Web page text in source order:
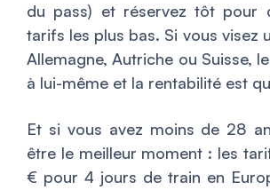
du pass) et réservez tôt pour
tarifs les plus bas. Si vous visez
Allemagne, Autriche ou Suisse,
à lui-même et la rentabilité est
Et si vous avez moins de 28
être le meilleur moment : les
€ pour 4 jours de train en